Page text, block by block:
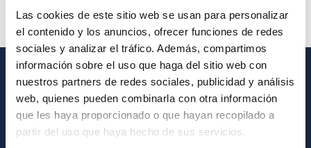
Las cookies de este sitio web se usan para personalizar
el contenido y los anuncios, ofrecer funciones de redes
sociales y analizar el tráfico. Además, compartimos
información sobre el uso que haga del sitio web con
nuestros partners de redes sociales, publicidad y análisis
web, quienes pueden combinarla con otra información
que les haya proporcionado o que hayan recopilado a
partir del uso que haya hecho de sus servicios.
INFORMACIÓN GENERAL
Contacto
Cómo llegar al IAC